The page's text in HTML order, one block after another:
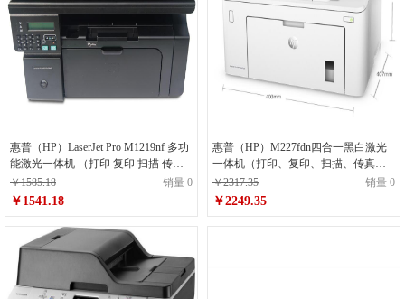
惠普（HP）LaserJet Pro M1219nf 多功
能激光一体机 （打印 复印 扫描 传
真）
￥1585.18 销量 0
￥1541.18
惠普（HP）M227fdn四合一黑白激光
一体机（打印、复印、扫描、传真、
自动双面打印 白色
￥2317.35 销量 0
￥2249.35